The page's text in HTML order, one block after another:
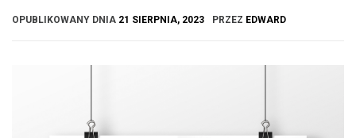
OPUBLIKOWANY DNIA 21 SIERPNIA, 2023 PRZEZ EDWARD